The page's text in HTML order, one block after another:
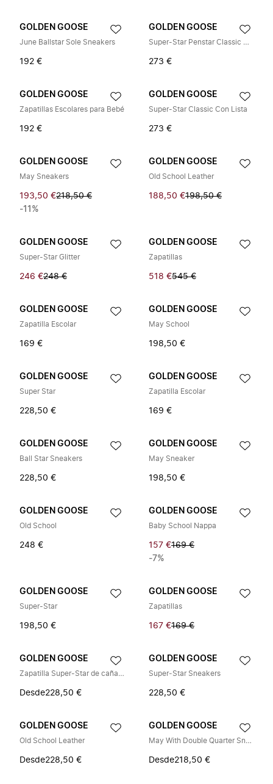
GOLDEN GOOSE
June Ballstar Sole Sneakers
192 €
GOLDEN GOOSE
Super-Star Penstar Classic With Li
273 €
GOLDEN GOOSE
Zapatillas Escolares para Bebé
192 €
GOLDEN GOOSE
Super-Star Classic Con Lista
273 €
GOLDEN GOOSE
May Sneakers
193,50 €218,50 €
-11%
GOLDEN GOOSE
Old School Leather
188,50 €198,50 €
GOLDEN GOOSE
Super-Star Glitter
246 €248 €
GOLDEN GOOSE
Zapatillas
518 €545 €
GOLDEN GOOSE
Zapatilla Escolar
169 €
GOLDEN GOOSE
May School
198,50 €
GOLDEN GOOSE
Super Star
228,50 €
GOLDEN GOOSE
Zapatilla Escolar
169 €
GOLDEN GOOSE
Ball Star Sneakers
228,50 €
GOLDEN GOOSE
May Sneaker
198,50 €
GOLDEN GOOSE
Old School
248 €
GOLDEN GOOSE
Baby School Nappa
157 €169 €
-7%
GOLDEN GOOSE
Super-Star
198,50 €
GOLDEN GOOSE
Zapatillas
167 €169 €
GOLDEN GOOSE
Zapatilla Super-Star de caña baja
Desde228,50 €
GOLDEN GOOSE
Super‑Star Sneakers
228,50 €
GOLDEN GOOSE
Old School Leather
Desde228,50 €
GOLDEN GOOSE
May With Double Quarter Sneaker
Desde218,50 €